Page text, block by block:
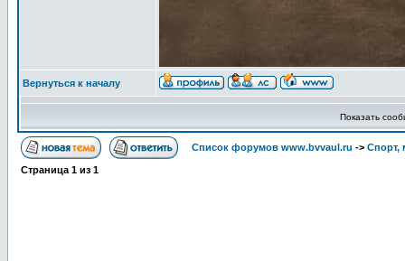
Вернуться к началу
Показать
Список форумов www.bvvaul.ru -> Спорт,
Страница 1 из 1